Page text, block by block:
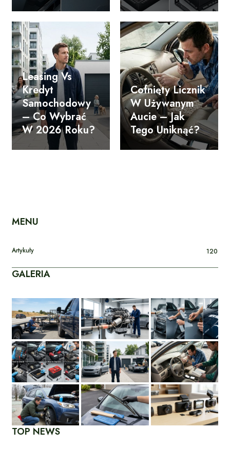
Leasing Vs
Kredyt
Samochodowy
– Co Wybrać
W 2026 Roku?
Cofnięty Licznik
W Używanym
Aucie – Jak
Tego Uniknąć?
MENU
Artykuły 120
GALERIA
TOP NEWS